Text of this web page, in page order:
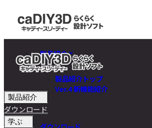
製品紹介
製品紹介トップ
Ver.4 新機能紹介
製品紹介
ダウンロード
学ぶ